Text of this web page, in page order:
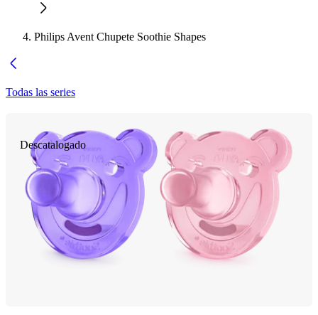
Philips Avent Chupete Soothie Shapes
Todas las series
Descatalogado